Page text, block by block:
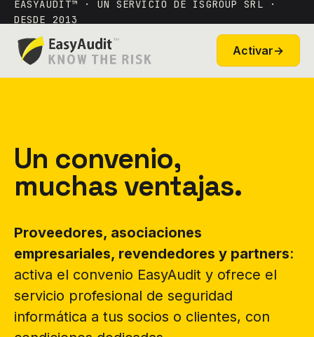
EASYAUDIT™ · UN SERVICIO DE ISGROUP SRL ·
DESDE 2013
Activar→
Un convenio,
muchas ventajas.
Proveedores, asociaciones
empresariales, revendedores y partners:
activa el convenio EasyAudit y ofrece el
servicio profesional de seguridad
informática a tus socios o clientes, con